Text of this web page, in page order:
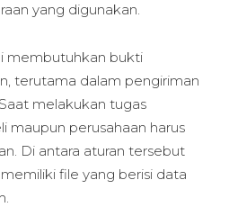
yang digunakan.
membutuhkan bukti
terutama dalam pengiriman
melakukan tugas
maupun perusahaan harus
Di antara aturan tersebut
file yang berisi data